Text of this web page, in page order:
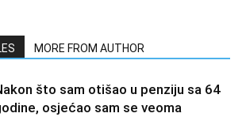
MORE FROM AUTHOR
što sam otišao u penziju sa 64
osjećao sam se veoma